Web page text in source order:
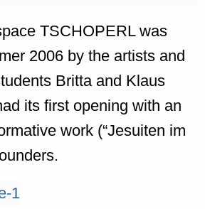
TSCHOPERL was
2006 by the artists and
Britta and Klaus
its first opening with an
work (“Jesuiten im